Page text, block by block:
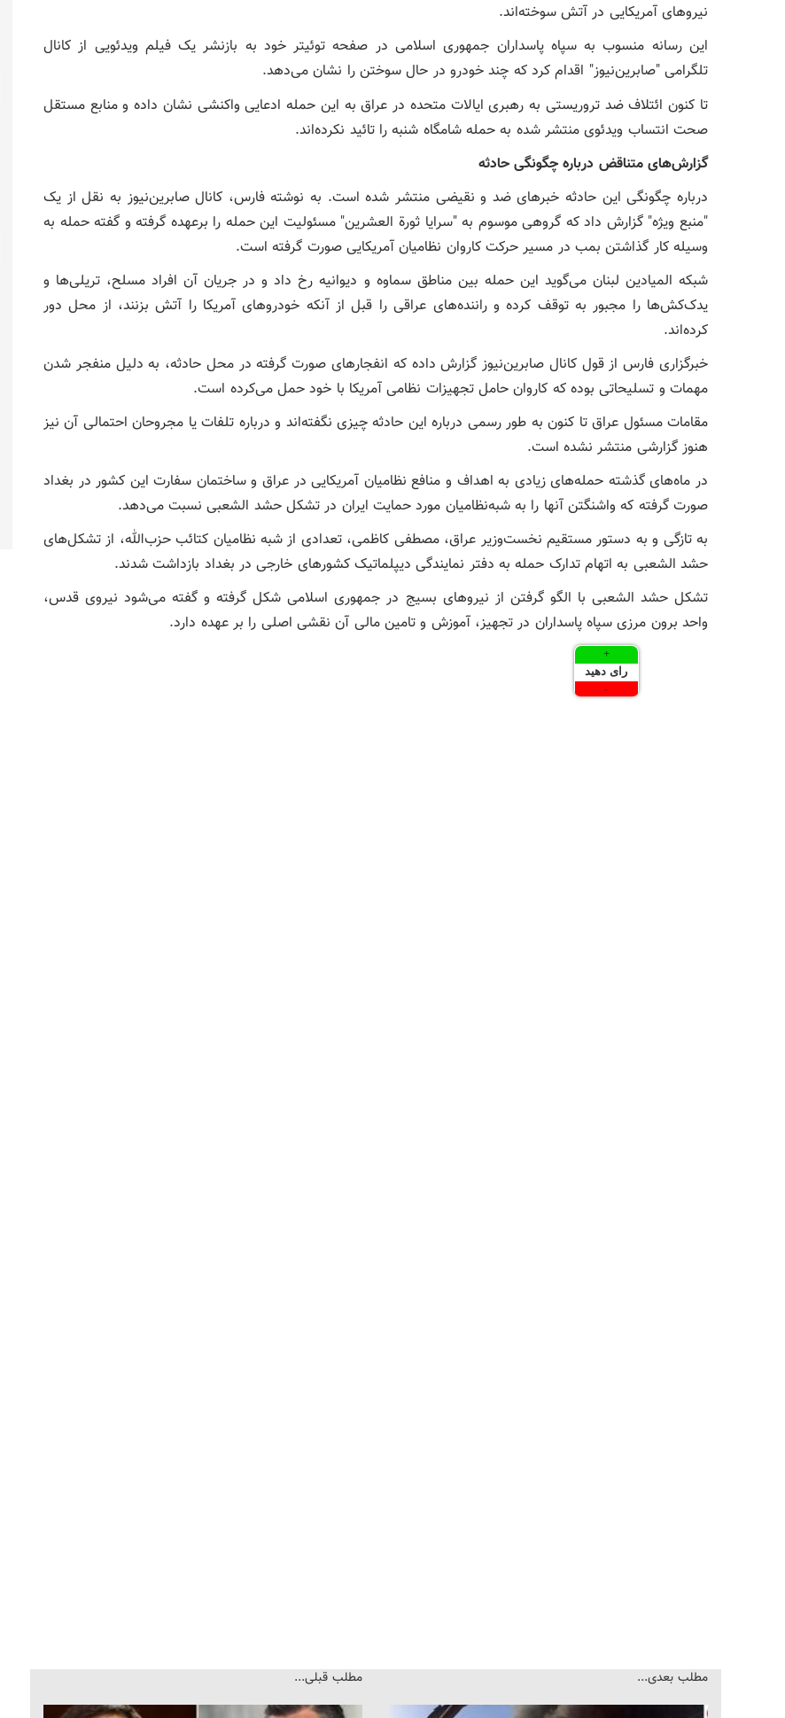
نیروهای آمریکایی در آتش سوخته‌اند.
این رسانه منسوب به سپاه پاسداران جمهوری اسلامی در صفحه توئیتر خود به بازنشر یک فیلم ویدئویی از کانال
تلگرامی "صابرین‌نیوز" اقدام کرد که چند خودرو در حال سوختن را نشان می‌دهد.
تا کنون ائتلاف ضد تروریستی به رهبری ایالات متحده در عراق به این حمله ادعایی واکنشی نشان داده و منابع مستقل
صحت انتساب ویدئوی منتشر شده به حمله شامگاه شنبه را تائید نکرده‌اند.
گزارش‌های متناقض درباره چگونگی حادثه
درباره چگونگی این حادثه خبرهای ضد و نقیضی منتشر شده است. به نوشته فارس، کانال صابرین‌نیوز به نقل از یک
"منبع ویژه" گزارش داد که گروهی موسوم به "سرایا ثورة العشرین" مسئولیت این حمله را برعهده گرفته و گفته حمله به
وسیله کار گذاشتن بمب در مسیر حرکت کاروان نظامیان آمریکایی صورت گرفته است.
شبکه المیادین لبنان می‌گوید این حمله بین مناطق سماوه و دیوانیه رخ داد و در جریان آن افراد مسلح، تریلی‌ها و
یدک‌کش‌ها را مجبور به توقف کرده و راننده‌های عراقی را قبل از آنکه خودروهای آمریکا را آتش بزنند، از محل دور
کرده‌اند.
خبرگزاری فارس از قول کانال صابرین‌نیوز گزارش داده که انفجارهای صورت گرفته در محل حادثه، به دلیل منفجر شدن
مهمات و تسلیحاتی بوده که کاروان حامل تجهیزات نظامی آمریکا با خود حمل می‌کرده است.
مقامات مسئول عراق تا کنون به طور رسمی درباره این حادثه چیزی نگفته‌اند و درباره تلفات یا مجروحان احتمالی آن نیز
هنوز گزارشی منتشر نشده است.
در ماه‌های گذشته حمله‌های زیادی به اهداف و منافع نظامیان آمریکایی در عراق و ساختمان سفارت این کشور در بغداد
صورت گرفته که واشنگتن آنها را به شبه‌نظامیان مورد حمایت ایران در تشکل حشد الشعبی نسبت می‌دهد.
به تازگی و به دستور مستقیم نخست‌وزیر عراق، مصطفی کاظمی، تعدادی از شبه نظامیان کتائب حزب‌الله، از تشکل‌های
حشد الشعبی به اتهام تدارک حمله به دفتر نمایندگی دیپلماتیک کشورهای خارجی در بغداد بازداشت شدند.
تشکل حشد الشعبی با الگو گرفتن از نیروهای بسیج در جمهوری اسلامی شکل گرفته و گفته می‌شود نیروی قدس،
واحد برون مرزی سپاه پاسداران در تجهیز، آموزش و تامین مالی آن نقشی اصلی را بر عهده دارد.
+
رای دهید
-
مطلب قبلی... مطلب بعدی...